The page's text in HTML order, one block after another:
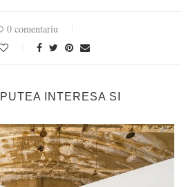
0 comentariu
INTERESA SI